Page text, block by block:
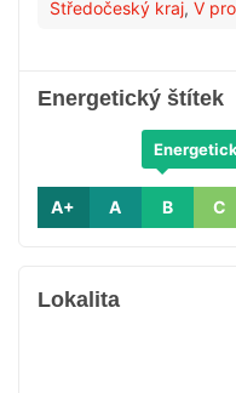
Středočeský kraj, V
Energetický štítek
A+ A B C
Lokalita